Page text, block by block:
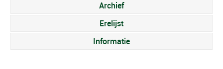
Archief
Erelijst
Informatie